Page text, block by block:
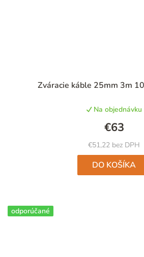
Zváracie káble 25mm 3m
je
5,0
z
5
Na objednávku
€51,22 bez DPH
€63
DO KOŠÍKA
odporúčané